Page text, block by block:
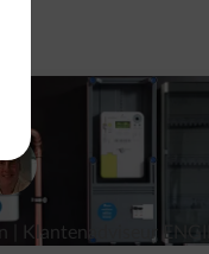
| Klantenadviseur ENGIE